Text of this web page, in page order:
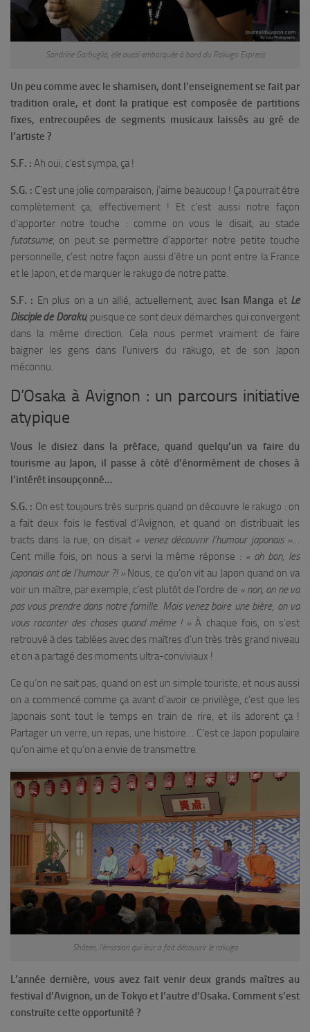
Sandrine Garbuglia, elle aussi embarquée à bord du Rakugo Express
Un peu comme avec le shamisen, dont l’enseignement se fait par
tradition orale, et dont la pratique est composée de partitions
fixes, entrecoupées de segments musicaux laissés au gré de
l’artiste ?
S.F. : Ah oui, c’est sympa, ça !
S.G. : C’est une jolie comparaison, j’aime beaucoup ! Ça pourrait être
complètement ça, effectivement ! Et c’est aussi notre façon
d’apporter notre touche : comme on vous le disait, au stade
futatsume, on peut se permettre d’apporter notre petite touche
personnelle, c’est notre façon aussi d’être un pont entre la France
et le Japon, et de marquer le rakugo de notre patte.
S.F. : En plus on a un allié, actuellement, avec Isan Manga et Le
Disciple de Doraku, puisque ce sont deux démarches qui convergent
dans la même direction. Cela nous permet vraiment de faire
baigner les gens dans l’univers du rakugo, et de son Japon
méconnu.
D’Osaka à Avignon : un parcours initiative
atypique
Vous le disiez dans la préface, quand quelqu’un va faire du
tourisme au Japon, il passe à côté d’énormément de choses à
l’intérêt insoupçonné…
S.G. : On est toujours très surpris quand on découvre le rakugo : on
a fait deux fois le festival d’Avignon, et quand on distribuait les
tracts dans la rue, on disait « venez découvrir l’humour japonais »…
Cent mille fois, on nous a servi la même réponse : « ah bon, les
japonais ont de l’humour ?! »Nous, ce qu’on vit au Japon quand on va
voir un maître, par exemple, c’est plutôt de l’ordre de « non, on ne va
pas vous prendre dans notre famille. Mais venez boire une bière, on va
vous raconter des choses quand même ! »À chaque fois, on s’est
retrouvé à des tablées avec des maîtres d’un très très grand niveau
et on a partagé des moments ultra-conviviaux !
Ce qu’on ne sait pas, quand on est un simple touriste, et nous aussi
on a commencé comme ça avant d’avoir ce privilège, c’est que les
Japonais sont tout le temps en train de rire, et ils adorent ça !
Partager un verre, un repas, une histoire… C’est ce Japon populaire
qu’on aime et qu’on a envie de transmettre.
Shôten, l’émission qui leur a fait découvrir le rakugo
L’année dernière, vous avez fait venir deux grands maîtres au
festival d’Avignon, un de Tokyo et l’autre d’Osaka. Comment s’est
construite cette opportunité ?